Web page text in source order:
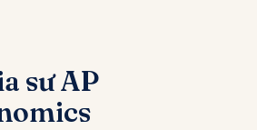
sư AP